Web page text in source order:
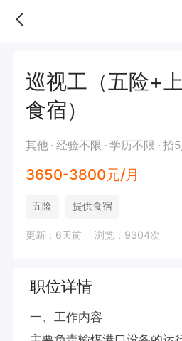
巡视工（五险+
食宿）
其他 经验不限 学历不限 招5
3650-3800元/月
五险 提供食宿
更新：6天前 浏览：9304次
职位详情
一、工作内容